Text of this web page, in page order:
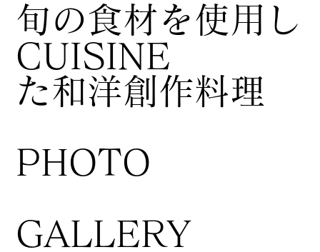
CUISINE
​旬の食材を使用し
た和洋創作料理
​PHOTO
GALLERY